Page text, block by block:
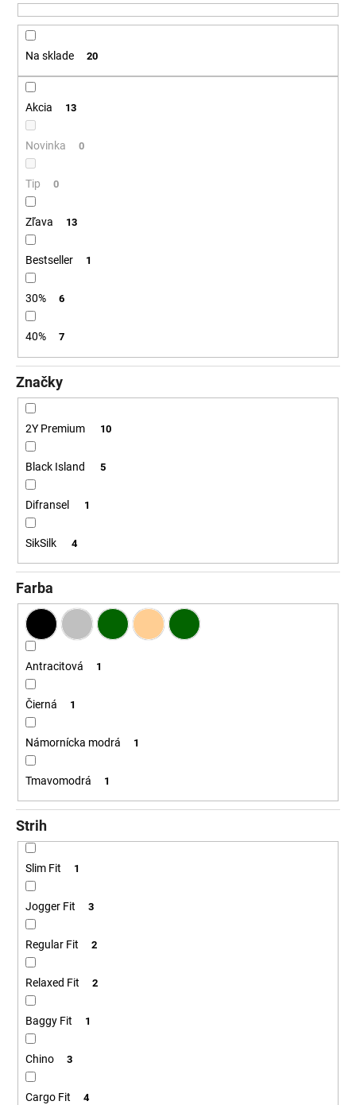
u
k
Na sklade 20
Akcia 13
Novinka 0
Tip 0
Zľava 13
Bestseller 1
30% 6
40% 7
Značky
2Y Premium 10
Black Island 5
Difransel 1
SikSilk 4
Farba
Antracitová 1
Čierná 1
Námornícka modrá 1
Tmavomodrá 1
Strih
Slim Fit 1
Jogger Fit 3
Regular Fit 2
Relaxed Fit 2
Baggy Fit 1
Chino 3
Cargo Fit 4
á
ť
O
č
a
m